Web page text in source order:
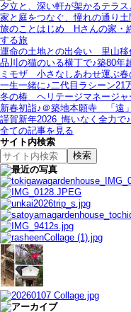
夕立と、深い軒が架かるテラス
家と庭をつなぐ、憧れの通り
旅のことはじめ＿Hさんの家・
する旅
運命の土地との出会い＿里山移
品川の猫のいる横丁で♪築80年
ミモザ＿小さなしあわせ運ぶ
一生一緒に♪二代目ラシーン21
冬の椿＿ヘリテージマネージ
新春初詣♪＠築地本願寺＿「遠
謹賀新年2026_悔いなく全力で♪
全ての記事を見る
サイト内検索